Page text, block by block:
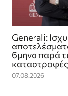
Generali:
6μηνο παρά
καταστροφές
07.08.2026